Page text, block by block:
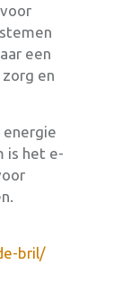
een
en
energie
is het e-
bril/